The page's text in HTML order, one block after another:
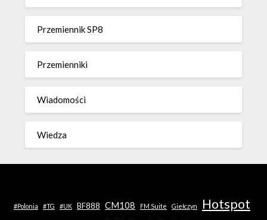
Przemiennik SP8
Przemienniki
Wiadomości
Wiedza
#Polonia #TG #UK BF888 CM108 FM Suite Giełczyn Hotspot